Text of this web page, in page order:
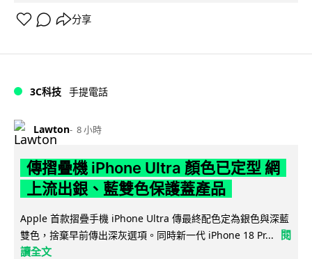
分享
3C科技 手提電話
Lawton 8 小時
傳摺疊機 iPhone Ultra 顏色已定型 網
上流出銀、藍雙色保護蓋產品
Apple 首款摺疊手機 iPhone Ultra 傳最終配色定為銀色與深藍
雙色，捨棄早前傳出深灰選項。同時新一代 iPhone 18 Pr...
閱
讀全文